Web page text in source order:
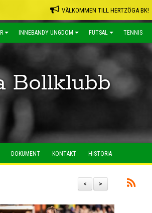
VÄLKOMMEN TILL HERTZÖGA BK!
INNEBANDY UNGDOM FUTSAL TENNIS
Bollklubb
DOKUMENT KONTAKT HISTORIA
>
<